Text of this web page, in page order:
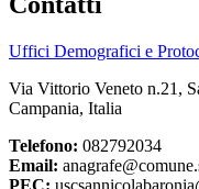
Uffici Demografici e
Via Vittorio Veneto n.21,
Campania, Italia
Telefono: 082792034
Email:
PEC: